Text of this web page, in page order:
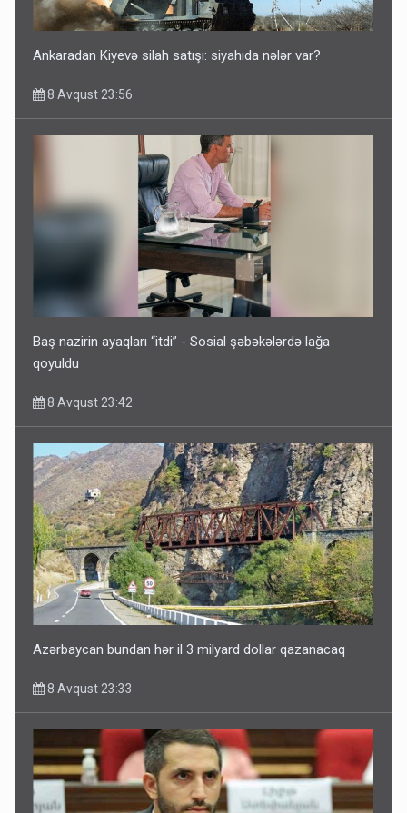
Ankaradan Kiyevə silah satışı: siyahıda nələr var?
8 Avqust 23:56
Baş nazirin ayaqları “itdi” - Sosial şəbəkələrdə lağa
qoyuldu
8 Avqust 23:42
Azərbaycan bundan hər il 3 milyard dollar qazanacaq
8 Avqust 23:33